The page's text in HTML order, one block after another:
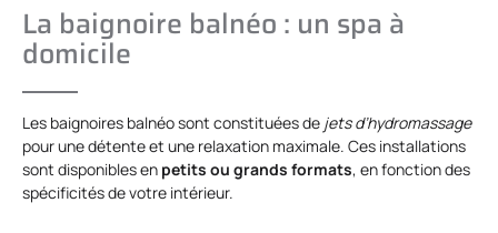
La baignoire balnéo : un spa à
domicile
Les baignoires balnéo sont constituées de jets d’hydromassage
pour une détente et une relaxation maximale. Ces installations
sont disponibles en petits ou grands formats, en fonction des
spécificités de votre intérieur.